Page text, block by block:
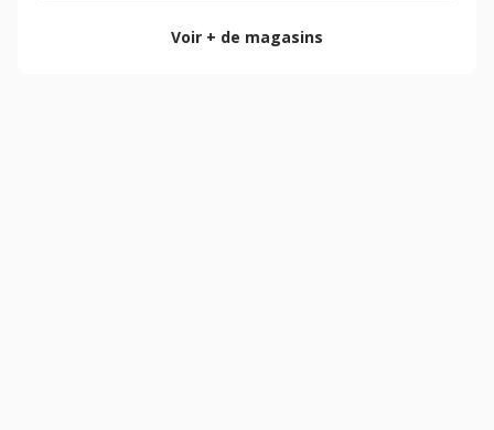
Voir + de magasins